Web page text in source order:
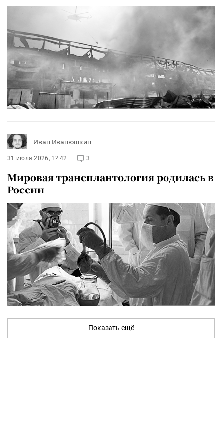
Иван Иванюшкин
31 июля 2026, 12:42 3
Мировая трансплантология родилась в
России
Показать ещё